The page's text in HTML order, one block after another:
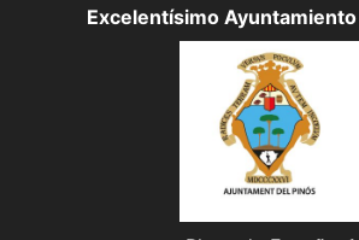
Excelentísimo